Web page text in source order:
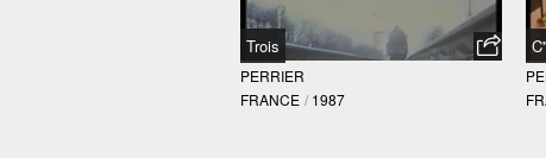
Trois
PERRIER
FRANCE / 1987